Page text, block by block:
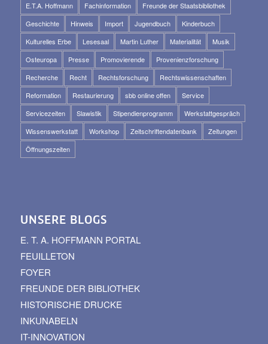
E.T.A. Hoffmann
Fachinformation
Freunde der Staatsbibliothek
Geschichte
Hinweis Import Jugendbuch
Kinderbuch
Kulturelles Erbe
Lesesaal Martin Luther Materialität
Musik
Osteuropa
Presse Promovierende
Provenienzforschung
Recherche
Recht Rechtsforschung
Rechtswissenschaften
Reformation
Restaurierung sbb online offen
Service
Servicezeiten
Slawistik Stipendienprogramm
Werkstattgespräch
Wissenswerkstatt
Workshop Zeitschriftendatenbank
Zeitungen
Öffnungszeiten
UNSERE BLOGS
E. T. A. HOFFMANN PORTAL
FEUILLETON
FOYER
FREUNDE DER BIBLIOTHEK
HISTORISCHE DRUCKE
INKUNABELN
IT-INNOVATION